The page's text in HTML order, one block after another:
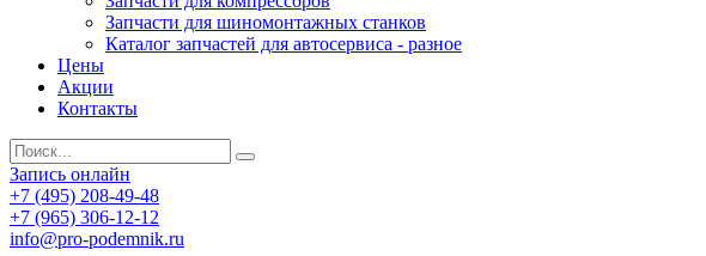
Запчасти для шиномонтажных станков
Каталог запчастей для автосервиса - разное
Цены
Акции
Контакты
Запись онлайн
+7 (495) 208-49-48
+7 (965) 306-12-12
info@pro-podemnik.ru